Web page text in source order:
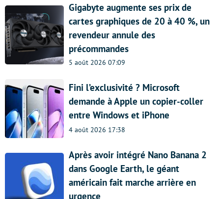
Gigabyte augmente ses prix de
cartes graphiques de 20 à 40 %, un
revendeur annule des
précommandes
5 août 2026 07:09
Fini l’exclusivité ? Microsoft
demande à Apple un copier-coller
entre Windows et iPhone
4 août 2026 17:38
Après avoir intégré Nano Banana 2
dans Google Earth, le géant
américain fait marche arrière en
urgence